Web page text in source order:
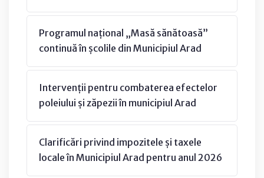
Programul național „Masă sănătoasă”
continuă în școlile din Municipiul Arad
Intervenții pentru combaterea efectelor
poleiului și zăpezii în municipiul Arad
Clarificări privind impozitele și taxele
locale în Municipiul Arad pentru anul 2026